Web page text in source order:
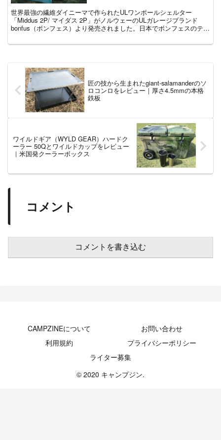
世界最強の繊維ダイニーマで作られたULワンポールシェルター
「Middus 2P/ マイダス 2P」がノルウェーのULガレージブランド
bonfus（ボンフェス）より発売されました。日本でボンフェスのテン
匠の技から生まれたgiant-salamanderのソ
ロコンロをレビュー｜厚さ4.5mmの本格
鉄板
ワイルドギア（WYLD GEAR）ハードク
ーラー 50Qとワイルドカップをレビュー
｜米国発クーラーボックス
コメント
コメントを書き込む
CAMPZINEについて
お問い合わせ
利用規約
プライバシーポリシー
ライター募集
© 2020 キャンプジン.